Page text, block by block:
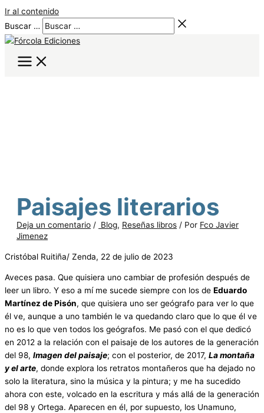
Ir al contenido
Buscar …
Paisajes literarios
Deja un comentario / Blog, Reseñas libros / Por Fco Javier
Jimenez
Cristóbal Ruitiña/ Zenda, 22 de julio de 2023
Aveces pasa. Que quisiera uno cambiar de profesión después de
leer un libro. Y eso a mí me sucede siempre con los de Eduardo
Martínez de Pisón, que quisiera uno ser geógrafo para ver lo que
él ve, aunque a uno también le va quedando claro que lo que él ve
no es lo que ven todos los geógrafos. Me pasó con el que dedicó
en 2012 a la relación con el paisaje de los autores de la generación
del 98, Imagen del paisaje; con el posterior, de 2017, La montaña
y el arte, donde explora los retratos montañeros que ha dejado no
solo la literatura, sino la música y la pintura; y me ha sucedido
ahora con este, volcado en la escritura y más allá de la generación
del 98 y Ortega. Aparecen en él, por supuesto, los Unamuno,